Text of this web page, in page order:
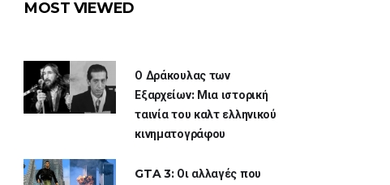
MOST VIEWED
Ο Δράκουλας των
Εξαρχείων: Μια ιστορική
ταινία του καλτ ελληνικού
κινηματογράφου
GTA 3: Οι αλλαγές που